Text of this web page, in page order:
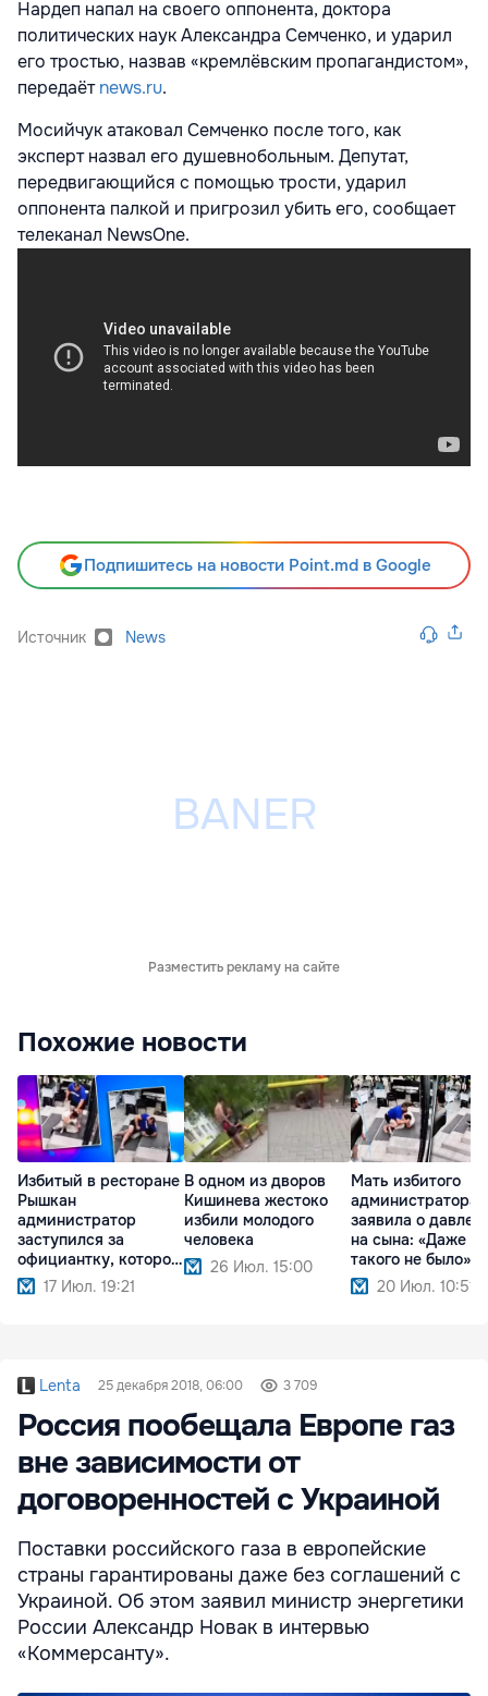
Нардеп напал на своего оппонента, доктора
политических наук Александра Семченко, и ударил
его тростью, назвав «кремлёвским пропагандистом»,
передаётnews.ru.
Мосийчук атаковал Семченко после того, как
эксперт назвал его душевнобольным. Депутат,
передвигающийся с помощью трости, ударил
оппонента палкой и пригрозил убить его, сообщает
телеканал NewsOne.
Подпишитесь на новости Point.md в Google
Источник News
Разместить рекламу на сайте
Похожие новости
Избитый в ресторане
Рышкан
администратор
заступился за
официантку, которой
угрожали
17 Июл. 19:21
В одном из дворов
Кишинева жестоко
избили молодого
человека
26 Июл. 15:00
Мать избитого
администратора
заявила о
на сына: «Даже в
такого не было»
20 Июл. 10:51
Lenta 25 декабря 2018, 06:00 3 709
Россия пообещала Европе газ
вне зависимости от
договоренностей с Украиной
Поставки российского газа в европейские
страны гарантированы даже без соглашений с
Украиной. Об этом заявил министр энергетики
России Александр Новак в интервью
«Коммерсанту».